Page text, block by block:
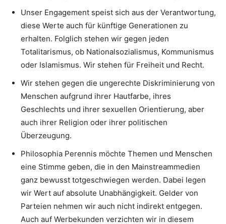
Unser Engagement speist sich aus der Verantwortung,
diese Werte auch für künftige Generationen zu
erhalten. Folglich stehen wir gegen jeden
Totalitarismus, ob Nationalsozialismus, Kommunismus
oder Islamismus. Wir stehen für Freiheit und Recht.
Wir stehen gegen die ungerechte Diskriminierung von
Menschen aufgrund ihrer Hautfarbe, ihres
Geschlechts und ihrer sexuellen Orientierung, aber
auch ihrer Religion oder ihrer politischen
Überzeugung.
Philosophia Perennis möchte Themen und Menschen
eine Stimme geben, die in den Mainstreammedien
ganz bewusst totgeschwiegen werden. Dabei legen
wir Wert auf absolute Unabhängigkeit. Gelder von
Parteien nehmen wir auch nicht indirekt entgegen.
Auch auf Werbekunden verzichten wir in diesem